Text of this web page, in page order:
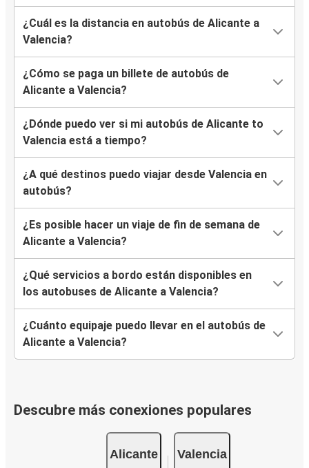
¿Cuál es la distancia en autobús de Alicante a
Valencia?
¿Cómo se paga un billete de autobús de
Alicante a Valencia?
¿Dónde puedo ver si mi autobús de Alicante to
Valencia está a tiempo?
¿A qué destinos puedo viajar desde Valencia en
autobús?
¿Es posible hacer un viaje de fin de semana de
Alicante a Valencia?
¿Qué servicios a bordo están disponibles en
los autobuses de Alicante a Valencia?
¿Cuánto equipaje puedo llevar en el autobús de
Alicante a Valencia?
Descubre más conexiones populares
Alicante Valencia